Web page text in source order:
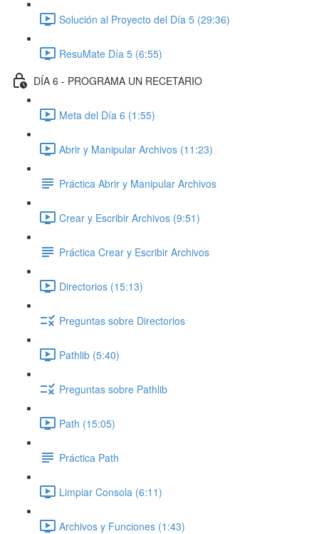
Solución al Proyecto del Día 5 (29:36)
ResuMate Día 5 (6:55)
DÍA 6 - PROGRAMA UN RECETARIO
Meta del Día 6 (1:55)
Abrir y Manipular Archivos (11:23)
Práctica Abrir y Manipular Archivos
Crear y Escribir Archivos (9:51)
Práctica Crear y Escribir Archivos
Directorios (15:13)
Preguntas sobre Directorios
Pathlib (5:40)
Preguntas sobre Pathlib
Path (15:05)
Práctica Path
Limpiar Consola (6:11)
Archivos y Funciones (1:43)